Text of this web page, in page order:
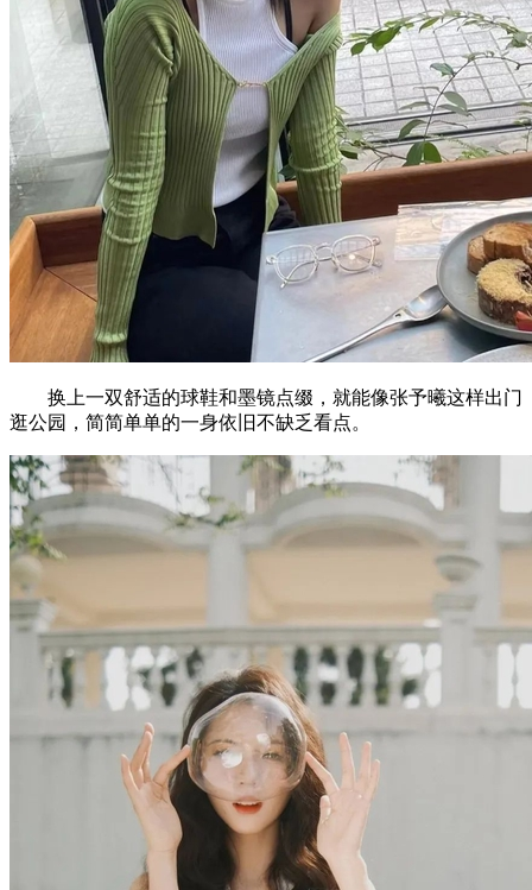
换上一双舒适的球鞋和墨镜点缀，就能像张予曦这样出门
逛公园，简简单单的一身依旧不缺乏看点。